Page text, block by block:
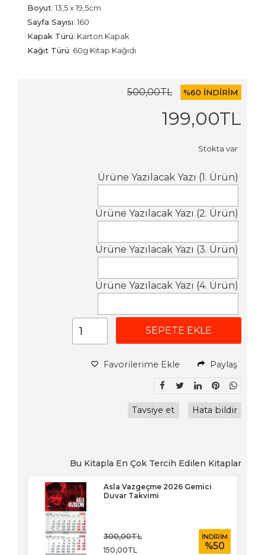
Boyut: 13,5 x 19,5cm
Sayfa Sayısı: 160
Kapak Türü: Karton Kapak
Kağıt Türü: 60g Kitap Kağıdı
500,00TL %60 İNDİRİM
199,00TL
Stokta var
Ürüne Yazılacak Yazı (1. Ürün)
Ürüne Yazılacak Yazı (2. Ürün)
Ürüne Yazılacak Yazı (3. Ürün)
Ürüne Yazılacak Yazı (4. Ürün)
SEPETE EKLE
Favorilerime Ekle Paylaş
Tavsiye et Hata bildir
Bu Kitapla En Çok Tercih Edilen Kitaplar
Asla Vazgeçme 2026 Gemici
Duvar Takvimi
300,00TL
150,00TL
İNDİRİM
%50